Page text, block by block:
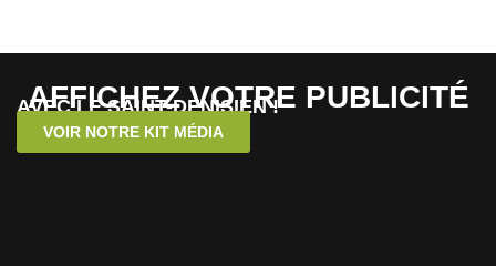
AFFICHEZ VOTRE PUBLICITÉ
AVEC LE SAINT-DENISIEN !
VOIR NOTRE KIT MÉDIA